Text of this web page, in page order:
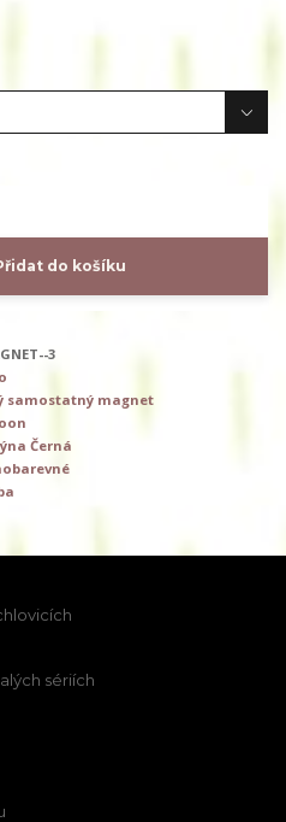
do košíku
3
samostatný magnet
Černá
sériích